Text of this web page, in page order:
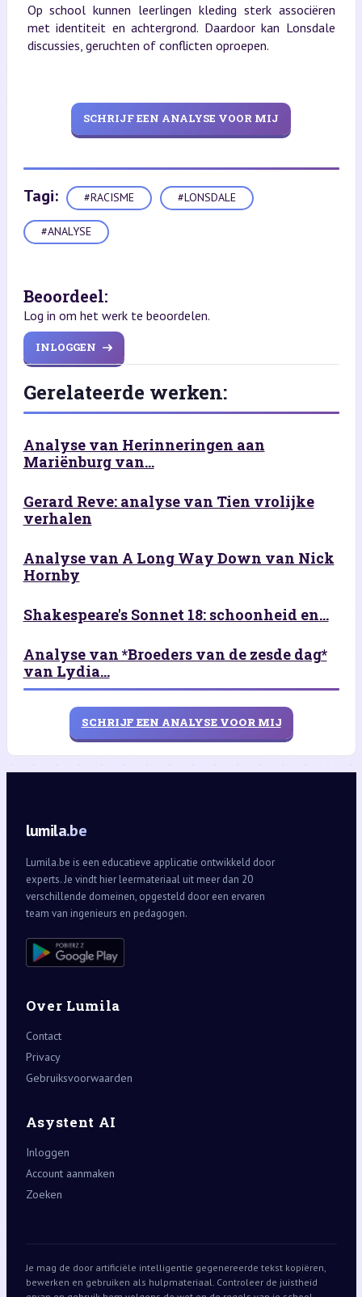
Op school kunnen leerlingen kleding sterk associëren
met identiteit en achtergrond. Daardoor kan Lonsdale
discussies, geruchten of conflicten oproepen.
SCHRIJF EEN ANALYSE VOOR MIJ
Tagi: #RACISME #LONSDALE
#ANALYSE
Beoordeel:
Log in om het werk te beoordelen.
INLOGGEN
Gerelateerde werken:
Analyse van Herinneringen aan
Mariënburg van...
Gerard Reve: analyse van Tien vrolijke
verhalen
Analyse van A Long Way Down van Nick
Hornby
Shakespeare's Sonnet 18: schoonheid en...
Analyse van *Broeders van de zesde dag*
van Lydia...
SCHRIJF EEN ANALYSE VOOR MIJ
lumila.be
Lumila.be is een educatieve applicatie ontwikkeld door
experts. Je vindt hier leermateriaal uit meer dan 20
verschillende domeinen, opgesteld door een ervaren
team van ingenieurs en pedagogen.
Over Lumila
Contact
Privacy
Gebruiksvoorwaarden
Asystent AI
Inloggen
Account aanmaken
Zoeken
Je mag de door artificiële intelligentie gegenereerde tekst kopiëren,
bewerken en gebruiken als hulpmateriaal. Controleer de juistheid